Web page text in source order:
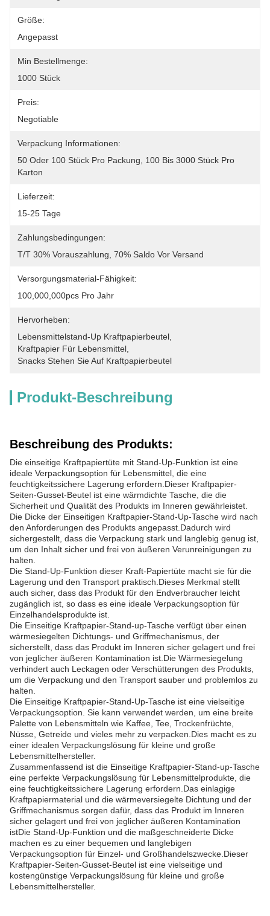
Größe:
Angepasst
Min Bestellmenge:
1000 Stück
Preis:
Negotiable
Verpackung Informationen:
50 Oder 100 Stück Pro Packung, 100 Bis 3000 Stück Pro
Karton
Lieferzeit:
15-25 Tage
Zahlungsbedingungen:
T/T 30% Vorauszahlung, 70% Saldo Vor Versand
Versorgungsmaterial-Fähigkeit:
100,000,000pcs Pro Jahr
Hervorheben:
Lebensmittelstand-Up Kraftpapierbeutel
Kraftpapier Für Lebensmittel
Snacks Stehen Sie Auf Kraftpapierbeutel
Produkt-Beschreibung
Beschreibung des Produkts:
Die einseitige Kraftpapiertüte mit Stand-Up-Funktion ist eine
ideale Verpackungsoption für Lebensmittel, die eine
feuchtigkeitssichere Lagerung erfordern.Dieser Kraftpapier-
Seiten-Gusset-Beutel ist eine wärmdichte Tasche, die die
Sicherheit und Qualität des Produkts im Inneren gewährleistet.
Die Dicke der Einseitigen Kraftpapier-Stand-Up-Tasche wird nach
den Anforderungen des Produkts angepasst.Dadurch wird
sichergestellt, dass die Verpackung stark und langlebig genug ist,
um den Inhalt sicher und frei von äußeren Verunreinigungen zu
halten.
Die Stand-Up-Funktion dieser Kraft-Papiertüte macht sie für die
Lagerung und den Transport praktisch.Dieses Merkmal stellt
auch sicher, dass das Produkt für den Endverbraucher leicht
zugänglich ist, so dass es eine ideale Verpackungsoption für
Einzelhandelsprodukte ist.
Die Einseitige Kraftpapier-Stand-up-Tasche verfügt über einen
wärmesiegelten Dichtungs- und Griffmechanismus, der
sicherstellt, dass das Produkt im Inneren sicher gelagert und frei
von jeglicher äußeren Kontamination ist.Die Wärmesiegelung
verhindert auch Leckagen oder Verschütterungen des Produkts,
um die Verpackung und den Transport sauber und problemlos zu
halten.
Die Einseitige Kraftpapier-Stand-Up-Tasche ist eine vielseitige
Verpackungsoption. Sie kann verwendet werden, um eine breite
Palette von Lebensmitteln wie Kaffee, Tee, Trockenfrüchte,
Nüsse, Getreide und vieles mehr zu verpacken.Dies macht es zu
einer idealen Verpackungslösung für kleine und große
Lebensmittelhersteller.
Zusammenfassend ist die Einseitige Kraftpapier-Stand-up-Tasche
eine perfekte Verpackungslösung für Lebensmittelprodukte, die
eine feuchtigkeitssichere Lagerung erfordern.Das einlagige
Kraftpapiermaterial und die wärmeversiegelte Dichtung und der
Griffmechanismus sorgen dafür, dass das Produkt im Inneren
sicher gelagert und frei von jeglicher äußeren Kontamination
istDie Stand-Up-Funktion und die maßgeschneiderte Dicke
machen es zu einer bequemen und langlebigen
Verpackungsoption für Einzel- und Großhandelszwecke.Dieser
Kraftpapier-Seiten-Gusset-Beutel ist eine vielseitige und
kostengünstige Verpackungslösung für kleine und große
Lebensmittelhersteller.